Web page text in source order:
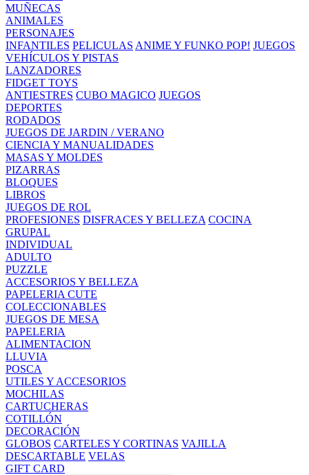
MUÑECAS
ANIMALES
PERSONAJES
INFANTILES PELICULAS ANIME Y FUNKO POP! JUEGOS
VEHÍCULOS Y PISTAS
LANZADORES
FIDGET TOYS
ANTIESTRES CUBO MAGICO JUEGOS
DEPORTES
RODADOS
JUEGOS DE JARDIN / VERANO
CIENCIA Y MANUALIDADES
MASAS Y MOLDES
PIZARRAS
BLOQUES
LIBROS
JUEGOS DE ROL
PROFESIONES DISFRACES Y BELLEZA COCINA
GRUPAL
INDIVIDUAL
ADULTO
PUZZLE
ACCESORIOS Y BELLEZA
PAPELERIA CUTE
COLECCIONABLES
JUEGOS DE MESA
PAPELERIA
ALIMENTACION
LLUVIA
POSCA
UTILES Y ACCESORIOS
MOCHILAS
CARTUCHERAS
COTILLÓN
DECORACIÓN
GLOBOS CARTELES Y CORTINAS VAJILLA
DESCARTABLE VELAS
GIFT CARD